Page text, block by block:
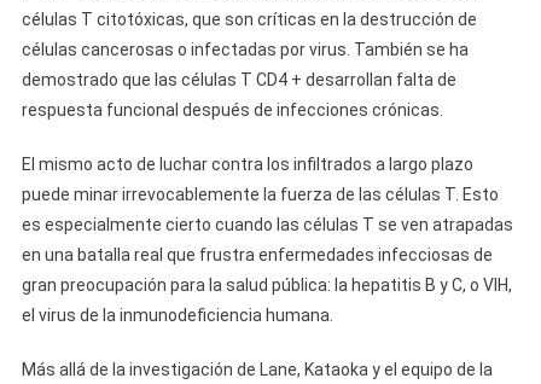
células T citotóxicas, que son críticas en la destrucción de
células cancerosas o infectadas por virus. También se ha
demostrado que las células T CD4 + desarrollan falta de
respuesta funcional después de infecciones crónicas.
El mismo acto de luchar contra los infiltrados a largo plazo
puede minar irrevocablemente la fuerza de las células T. Esto
es especialmente cierto cuando las células T se ven atrapadas
en una batalla real que frustra enfermedades infecciosas de
gran preocupación para la salud pública: la hepatitis B y C, o VIH,
el virus de la inmunodeficiencia humana.
Más allá de la investigación de Lane, Kataoka y el equipo de la